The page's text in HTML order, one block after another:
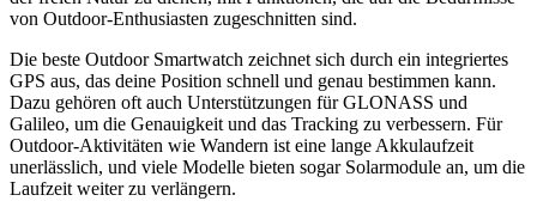
von Outdoor-Enthusiasten zugeschnitten sind.
Die beste Outdoor Smartwatch zeichnet sich durch ein integriertes
GPS aus, das deine Position schnell und genau bestimmen kann.
Dazu gehören oft auch Unterstützungen für GLONASS und
Galileo, um die Genauigkeit und das Tracking zu verbessern. Für
Outdoor-Aktivitäten wie Wandern ist eine lange Akkulaufzeit
unerlässlich, und viele Modelle bieten sogar Solarmodule an, um die
Laufzeit weiter zu verlängern.